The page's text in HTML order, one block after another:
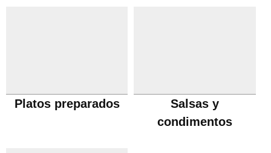
Platos preparados
Salsas y
condimentos